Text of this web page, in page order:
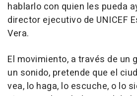
hablarlo con quien les pueda
director ejecutivo de UNICEF
Vera.
El movimiento, a través de un
un sonido, pretende que el
vea, lo haga, lo escuche, o lo